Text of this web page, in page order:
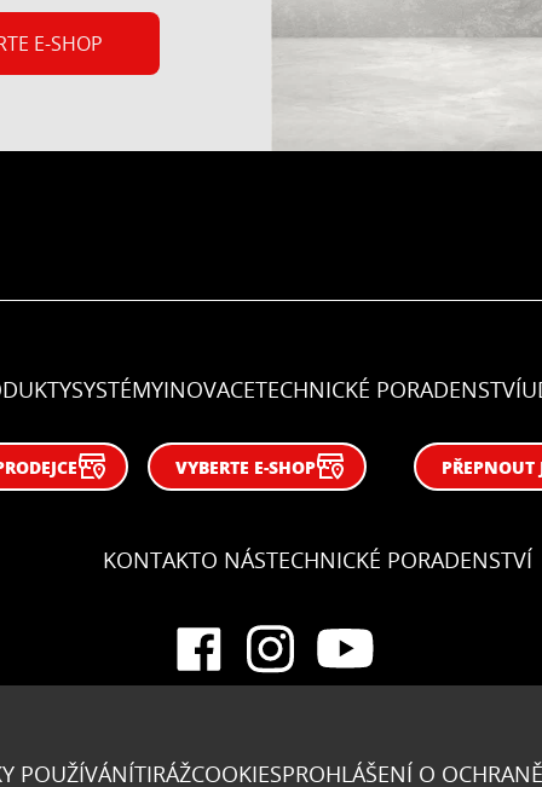
E-SHOP
SYSTÉMYINOVACETECHNICKÉ PORADENSTVÍ
VYBERTE E-SHOP PŘEPNOUT
KONTAKTO NÁSTECHNICKÉ PORADENSTVÍ
POUŽÍVÁNÍTIRÁŽCOOKIESPROHLÁŠENÍ O